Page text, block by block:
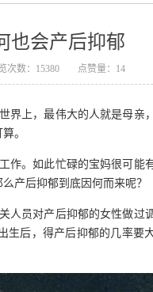
也会产后抑郁
次数：15380 点赞量：14
界上，最伟大的人就是母亲
。
作。如此忙碌的宝妈很可能
产后抑郁到底因何而来呢？
人员对产后抑郁的女性做过
生后，得产后抑郁的几率要
会明